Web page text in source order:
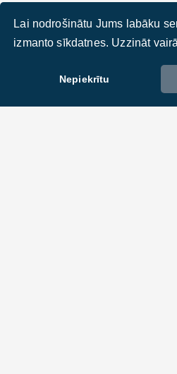
Lai nodrošinātu Jums labāku
izmanto sīkdatnes. Uzzināt
Nepiekrītu